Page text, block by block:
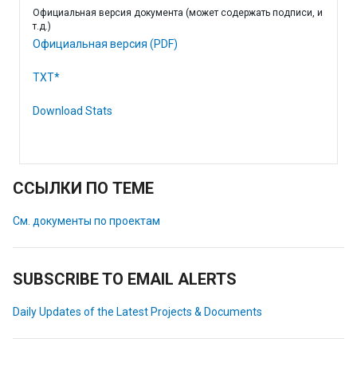
Официальная версия документа (может содержать подписи, и
т.д.)
Официальная версия (PDF)
TXT*
Download Stats
ССЫЛКИ ПО ТЕМЕ
См. документы по проектам
SUBSCRIBE TO EMAIL ALERTS
Daily Updates of the Latest Projects & Documents